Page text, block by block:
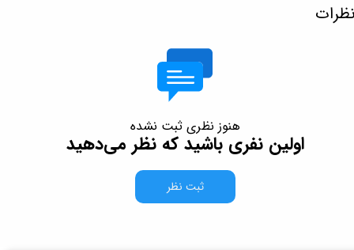
هنوز نظری ثبت نشده
اولین نفری باشید که نظر می‌دهید
ثبت نظر